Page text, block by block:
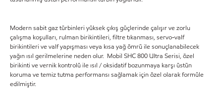
Modern sabit gaz türbinleri yüksek çıkış güçlerinde çalışır ve zorlu
çalışma koşulları, rulman birikintileri, filtre tıkanması, servo-valf
birikintileri ve valf yapışması veya kısa yağ ömrü ile sonuçlanabilecek
yağın ısıl gerilmelerine neden olur. Mobil SHC 800 Ultra Serisi, özel
birikinti ve vernik kontrolü ile ısıl / oksidatif bozunmaya karşı üstün
koruma ve temiz tutma performansı sağlamak için özel olarak formüle
edilmiştir.